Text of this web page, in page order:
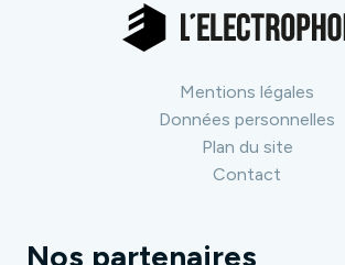
Mentions légales
Données personnelles
Plan du site
Contact
Nos partenaires